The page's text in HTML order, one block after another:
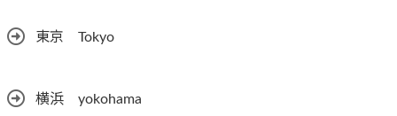
東京 Tokyo
横浜 yokohama